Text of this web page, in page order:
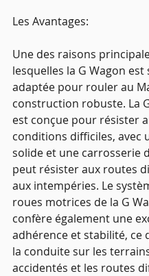
Les Avantages:
Une des raisons
lesquelles la G Wagon est
adaptée pour rouler au
construction robuste. La
est conçue pour résister
conditions difficiles, avec
solide et une carrosserie
peut résister aux routes
aux intempéries. Le
roues motrices de la G
confère également une
adhérence et stabilité, ce
la conduite sur les
accidentés et les routes